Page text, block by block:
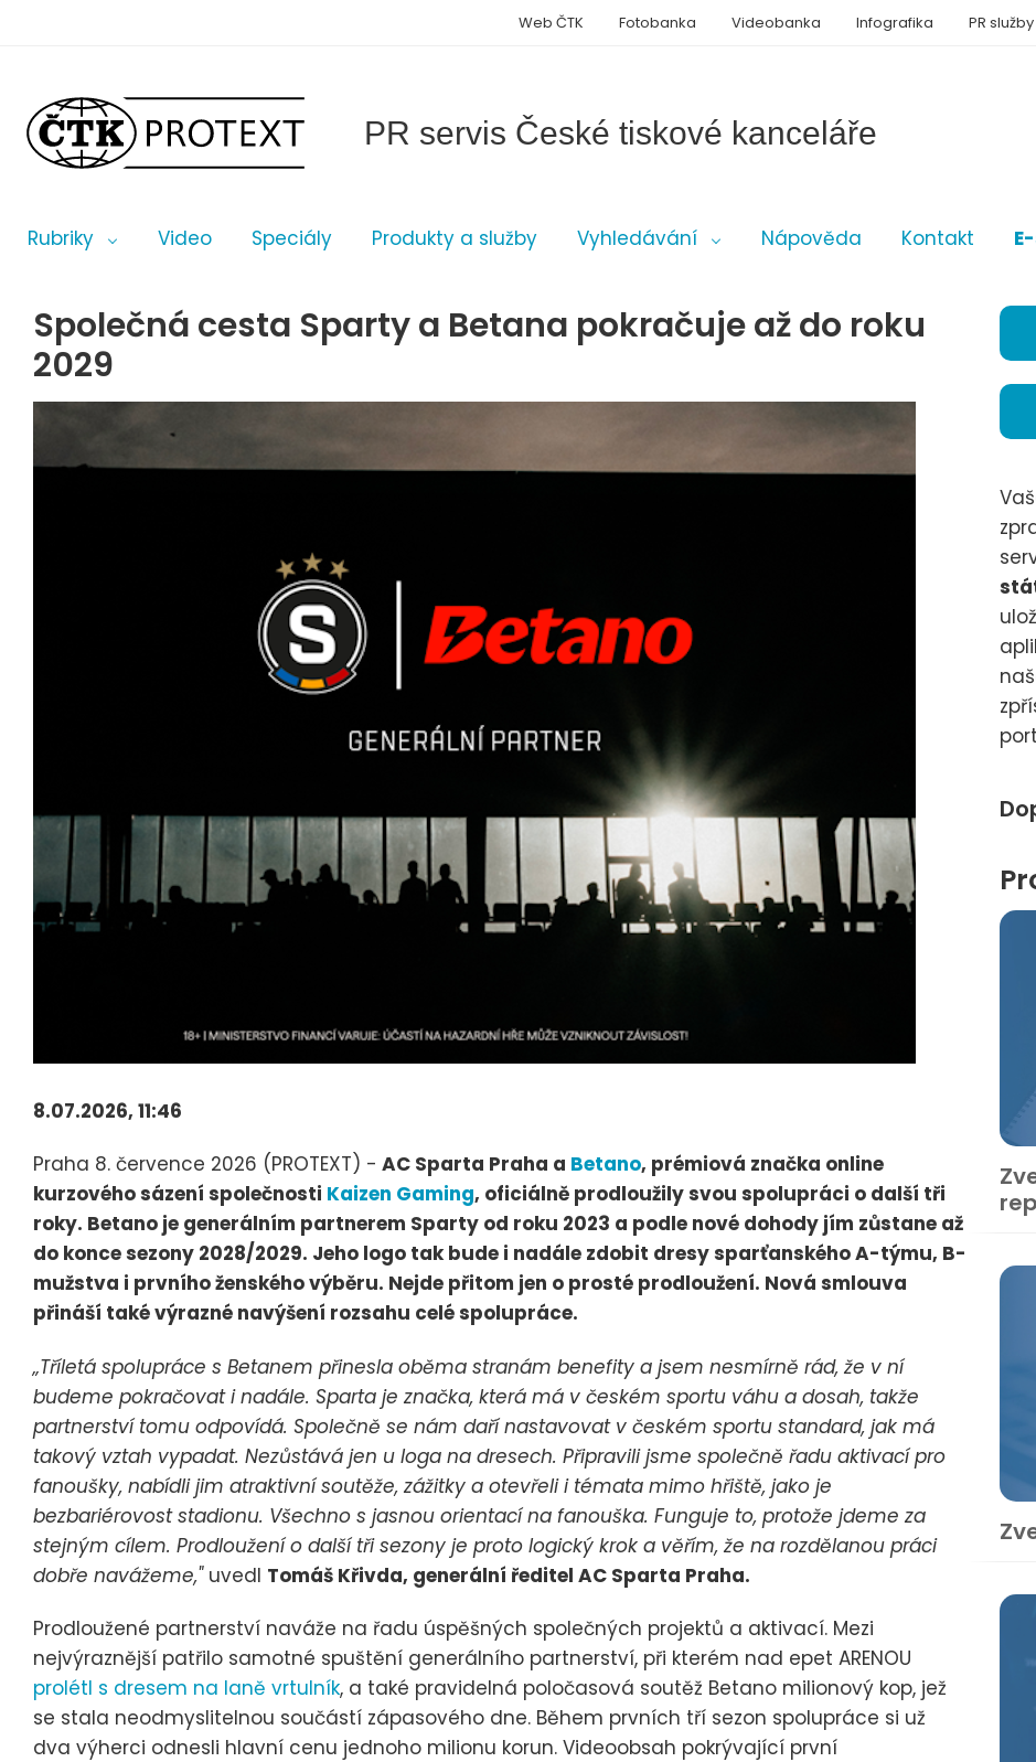
PR servis České tiskové kanceláře
Rubriky Video Speciály Produkty a služby Vyhledávání Nápověda Kontakt
Web ČTK Fotobanka Videobanka Infografika PR služby
Společná cesta Sparty a Betana pokračuje až do roku
2029
8.07.2026, 11:46
Praha 8. července 2026 (PROTEXT) - AC Sparta Praha a Betano, prémiová značka online
kurzového sázení společnosti Kaizen Gaming, oficiálně prodloužily svou spolupráci o další tři
roky. Betano je generálním partnerem Sparty od roku 2023 a podle nové dohody jím zůstane až
do konce sezony 2028/2029. Jeho logo tak bude i nadále zdobit dresy sparťanského A-týmu, B-
mužstva i prvního ženského výběru. Nejde přitom jen o prosté prodloužení. Nová smlouva
přináší také výrazné navýšení rozsahu celé spolupráce.
„Tříletá spolupráce s Betanem přinesla oběma stranám benefity a jsem nesmírně rád, že v ní
budeme pokračovat i nadále. Sparta je značka, která má v českém sportu váhu a dosah, takže
partnerství tomu odpovídá. Společně se nám daří nastavovat v českém sportu standard, jak má
takový vztah vypadat. Nezůstává jen u loga na dresech. Připravili jsme společně řadu aktivací pro
fanoušky, nabídli jim atraktivní soutěže, zážitky a otevřeli i témata mimo hřiště, jako je
bezbariérovost stadionu. Všechno s jasnou orientací na fanouška. Funguje to, protože jdeme za
stejným cílem. Prodloužení o další tři sezony je proto logický krok a věřím, že na rozdělanou práci
dobře navážeme,"uvedl Tomáš Křivda, generální ředitel AC Sparta Praha.
Prodloužené partnerství naváže na řadu úspěšných společných projektů a aktivací. Mezi
nejvýraznější patřilo samotné spuštění generálního partnerství, při kterém nad epet ARENOU
prolétl s dresem na laně vrtulník, a také pravidelná poločasová soutěž Betano milionový kop, jež
se stala neodmyslitelnou součástí zápasového dne. Během prvních tří sezon spolupráce si už
dva výherci odnesli hlavní cenu jednoho milionu korun. Videoobsah pokrývající první